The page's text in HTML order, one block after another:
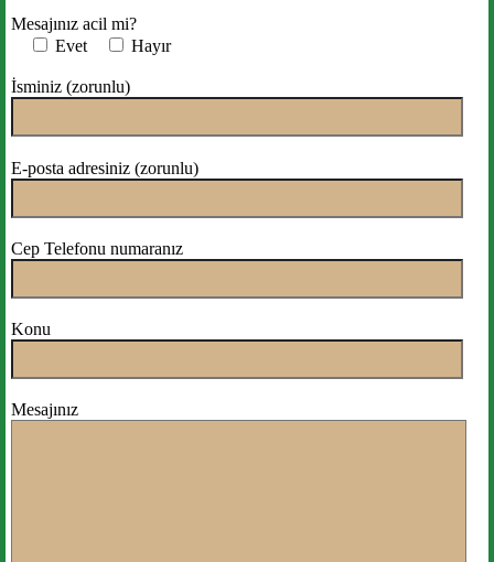
Mesajınız acil mi?
Evet
Hayır
İsminiz (zorunlu)
E-posta adresiniz (zorunlu)
Cep Telefonu numaranız
Konu
Mesajınız